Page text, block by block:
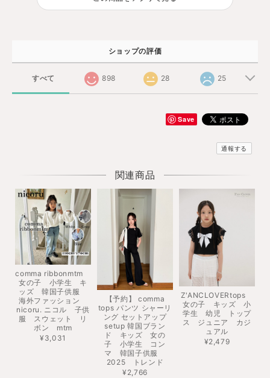
ショップの評価
すべて 898 28 25
Save
通報する
関連商品
comma ribbonmtm
女の子 小学生 キ
ッズ 韓国子供服
海外ファッション
nicoru. ニコル 子供
服 スウェット リ
ボン mtm
¥3,031
【予約】 comma
tops パンツ シャーリ
ング セットアップ
setup 韓国ブラン
ド キッズ 女の
子 小学生 コン
マ 韓国子供服
2025 トレンド
¥2,766
Z'ANCLOVERtops
女の子 キッズ 小
学生 幼児 トップ
ス ジュニア カジ
ュアル
¥2,479